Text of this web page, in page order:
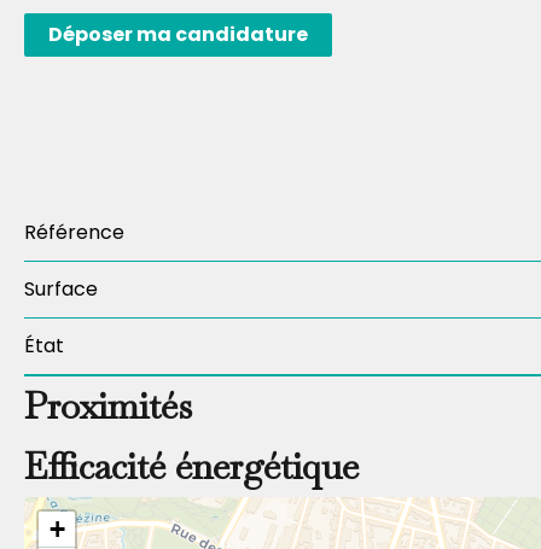
Déposer ma candidature
Référence
Surface
État
Proximités
Efficacité énergétique
+